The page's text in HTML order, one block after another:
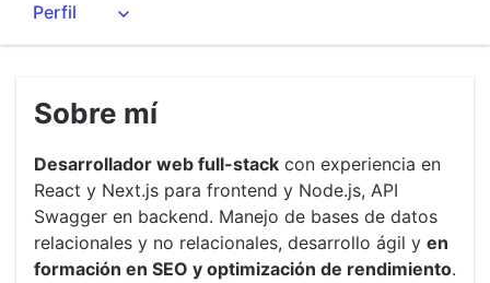
Sobre mí
Desarrollador web full-stack con experiencia en
React y Next.js para frontend y Node.js, API
Swagger en backend. Manejo de bases de datos
relacionales y no relacionales, desarrollo ágil y en
formación en SEO y optimización de rendimiento.